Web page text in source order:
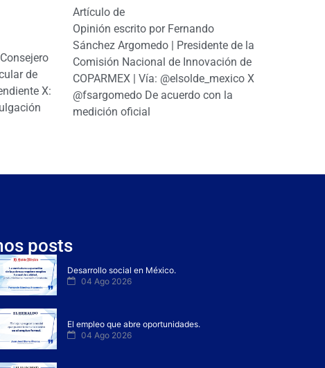
de
X:
Artículo de
Opinión escrito por Fernando
Sánchez Argomedo | Presidente de la
Comisión Nacional de Innovación de
COPARMEX | Vía: @elsolde_mexico X:
@fsargomedo De acuerdo con la
medición oficial
posts
Desarrollo social en México.
04 Ago 2026
El empleo que abre oportunidades.
04 Ago 2026